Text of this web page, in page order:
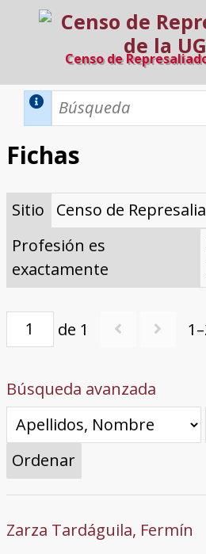
Censo de
Inicio
Directorio A-Z
Provincias de
Profesión
Cárceles
Condenados a
Condenados a
dinámica)
Ejecutados
El proyecto
Razones y
El equipo
Colaboradores
Fuentes
Fichas
Sitio
Censo de
Profesión es
exactamente
de 1
Búsqueda avanzada
Ordenar
Zarza Tardáguila, Fermín